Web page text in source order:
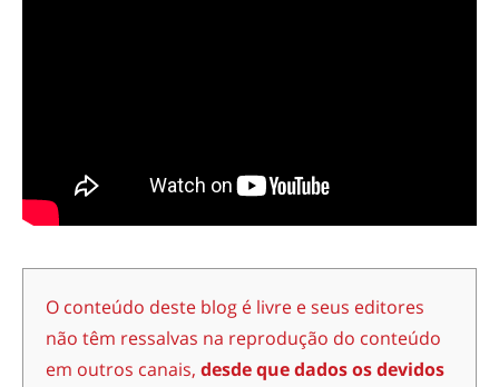
O conteúdo deste blog é livre e seus editores
não têm ressalvas na reprodução do conteúdo
em outros canais, desde que dados os devidos